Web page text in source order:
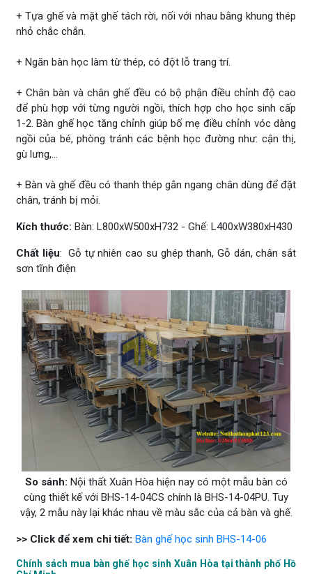
+ Tựa ghế và mặt ghế tách rời, nối với nhau bằng khung thép
nhỏ chắc chắn.
+ Ngăn bàn học làm từ thép, có đột lỗ trang trí.
+ Chân bàn và chân ghế đều có bộ phận điều chỉnh độ cao
để phù hợp với từng người ngồi, thích hợp cho học sinh cấp
1-2. Bàn ghế học tăng chỉnh giúp bố mẹ điều chỉnh vóc dàng
ngồi của bé, phòng tránh các bệnh học đường như: cận thị,
gù lưng,...
+ Bàn và ghế đều có thanh thép gắn ngang chân dùng để đặt
chân, tránh bị mỏi.
Kích thước: Bàn: L800xW500xH732 - Ghế: L400xW380xH430
Chất liệu: Gỗ tự nhiên cao su ghép thanh, Gỗ dán, chân sắt
sơn tĩnh điện
So sánh: Nội thất Xuân Hòa hiện nay có một mẫu bàn có
cùng thiết kế với BHS-14-04CS chính là BHS-14-04PU. Tuy
vậy, 2 mẫu này lại khác nhau về màu sắc của cả bàn và ghế.
>> Click để xem chi tiết: Bàn ghế học sinh BHS-14-06
Chính sách mua bàn ghế học sinh Xuân Hòa tại thành phố Hồ